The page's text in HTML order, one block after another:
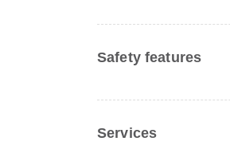
Safety features
Services